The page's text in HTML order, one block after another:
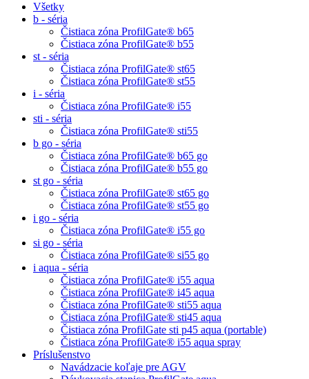
Všetky
b - séria
Čistiaca zóna ProfilGate® b65
Čistiaca zóna ProfilGate® b55
st - séria
Čistiaca zóna ProfilGate® st65
Čistiaca zóna ProfilGate® st55
i - séria
Čistiaca zóna ProfilGate® i55
sti - séria
Čistiaca zóna ProfilGate® sti55
b go - séria
Čistiaca zóna ProfilGate® b65 go
Čistiaca zóna ProfilGate® b55 go
st go - séria
Čistiaca zóna ProfilGate® st65 go
Čistiaca zóna ProfilGate® st55 go
i go - séria
Čistiaca zóna ProfilGate® i55 go
si go - séria
Čistiaca zóna ProfilGate® si55 go
i aqua - séria
Čistiaca zóna ProfilGate® i55 aqua
Čistiaca zóna ProfilGate® i45 aqua
Čistiaca zóna ProfilGate® sti55 aqua
Čistiaca zóna ProfilGate® sti45 aqua
Čistiaca zóna ProfilGate sti p45 aqua (portable)
Čistiaca zóna ProfilGate® i55 aqua spray
Príslušenstvo
Navádzacie koľaje pre AGV